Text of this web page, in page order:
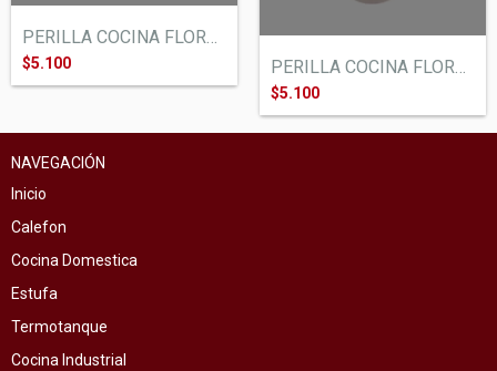
PERILLA COCINA FLORENCIA SINGER. NEGRA V...
$5.100 PERILLA COCINA FLORENCIA SINGER. BLANCA...
$5.100
NAVEGACIÓN
Inicio
Calefon
Cocina Domestica
Estufa
Termotanque
Cocina Industrial